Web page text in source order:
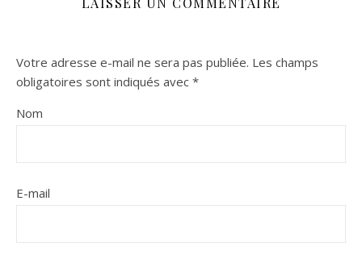
Votre adresse e-mail ne sera pas publiée. Les champs
obligatoires sont indiqués avec *
Nom
E-mail